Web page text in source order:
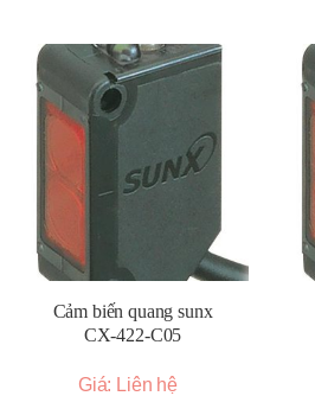
Cảm biến quang sunx
CX-422-C05
Giá: Liên hệ